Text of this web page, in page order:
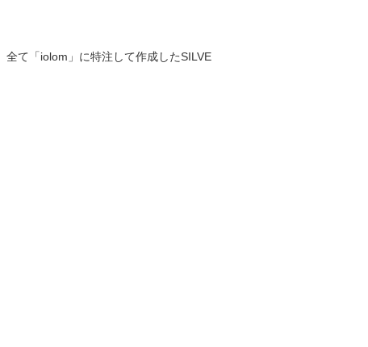
て「iolom」に特注して作成したSILVE